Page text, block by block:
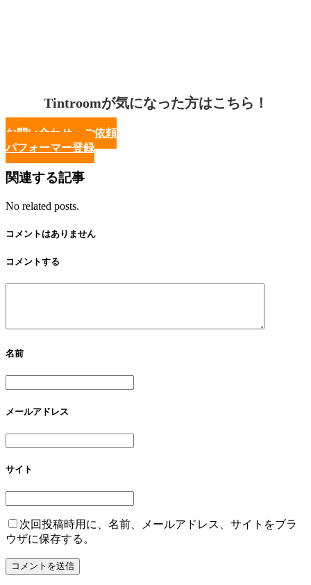
Tintroomが気になった方はこちら！
お問い合わせ・ご依頼
パフォーマー登録
関連する記事
No related posts.
コメントはありません
コメントする
名前
メールアドレス
サイト
次回投稿時用に、名前、メールアドレス、サイトをブラ
ウザに保存する。